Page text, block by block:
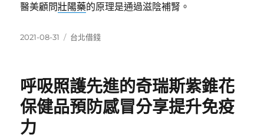
醫美顧問壯陽藥的原理是通過滋陰補腎。
發
2021-08-31
分
台北借錢
呼吸照護先進的奇瑞斯紫錐花
保健品預防感冒分享提升免疫
力